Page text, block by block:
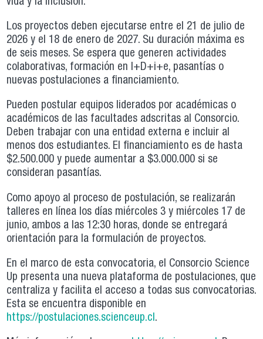
Los proyectos deben ejecutarse entre el 21 de julio de
2026 y el 18 de enero de 2027. Su duración máxima es
de seis meses. Se espera que generen actividades
colaborativas, formación en I+D+i+e, pasantías o
nuevas postulaciones a financiamiento.
Pueden postular equipos liderados por académicas o
académicos de las facultades adscritas al Consorcio.
Deben trabajar con una entidad externa e incluir al
menos dos estudiantes. El financiamiento es de hasta
$2.500.000 y puede aumentar a $3.000.000 si se
consideran pasantías.
Como apoyo al proceso de postulación, se realizarán
talleres en línea los días miércoles 3 y miércoles 17 de
junio, ambos a las 12:30 horas, donde se entregará
orientación para la formulación de proyectos.
En el marco de esta convocatoria, el Consorcio Science
Up presenta una nueva plataforma de postulaciones, que
centraliza y facilita el acceso a todas sus convocatorias.
Esta se encuentra disponible en
https://postulaciones.scienceup.cl.